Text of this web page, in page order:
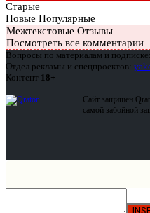
Старые
Новые Популярные
Межтекстовые Отзывы
Посмотреть все комментарии
Вопросы по материалам и подписке:
Отдел рекламы и спецпроектов:
Контент 18+
Сайт защищен
самой забойной